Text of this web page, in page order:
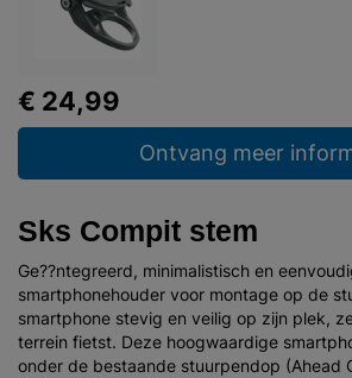
€ 24,99
Ontvang meer
Sks Compit stem
Ge??ntegreerd, minimalistisch en
smartphonehouder voor montage op de
smartphone stevig en veilig op zijn plek,
terrein fietst. Deze hoogwaardige
onder de bestaande stuurpendop (Ahead